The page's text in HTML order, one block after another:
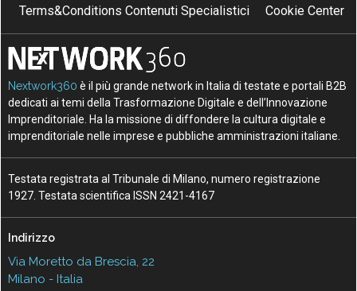
Terms&Conditions Contenuti Specialistici
Cookie Center
Nextwork360 è il più grande network in Italia di testate e portali B2B
dedicati ai temi della Trasformazione Digitale e dell’Innovazione
Imprenditoriale. Ha la missione di diffondere la cultura digitale e
imprenditoriale nelle imprese e pubbliche amministrazioni italiane.
Testata registrata al Tribunale di Milano, numero registrazione
1927. Testata scientifica ISSN 2421-4167
Indirizzo
Via Moretto da Brescia, 22
Milano - Italia